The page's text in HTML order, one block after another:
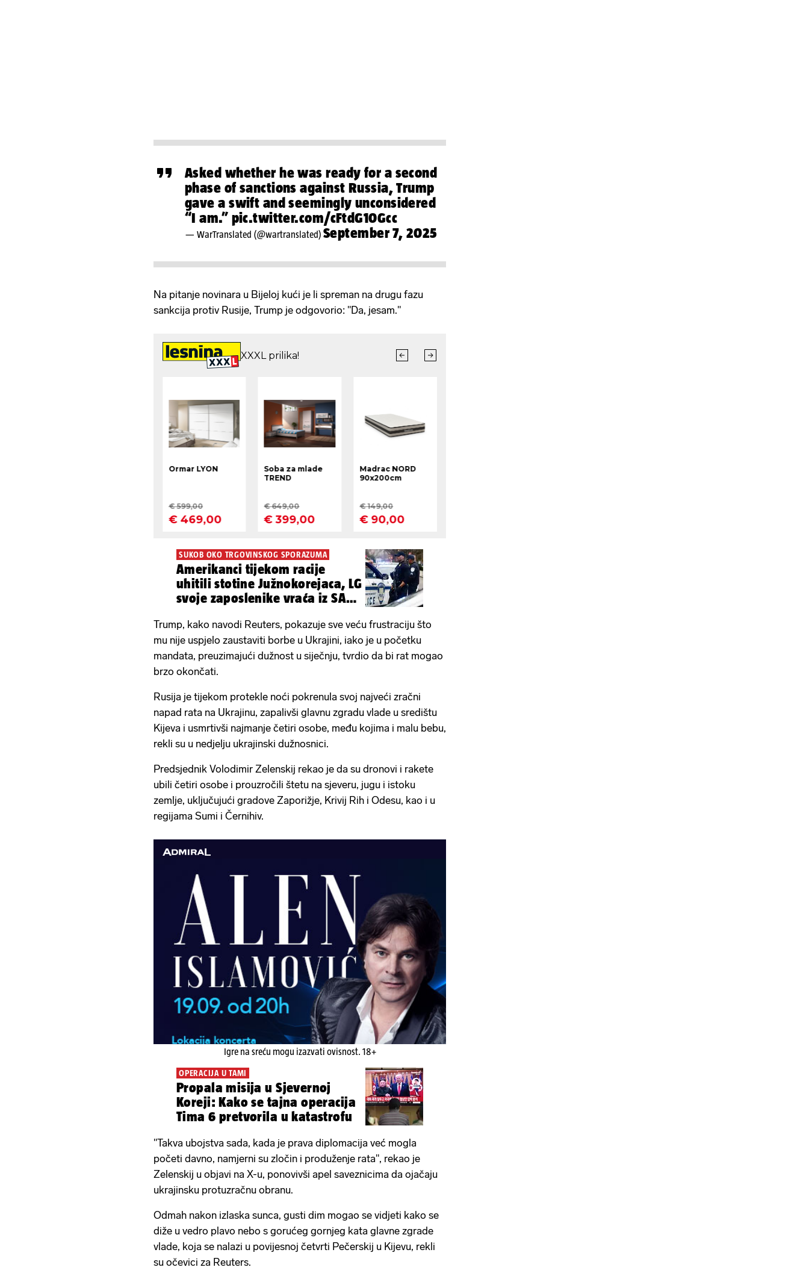
Asked whether he was ready for a second
phase of sanctions against Russia, Trump
gave a swift and seemingly unconsidered
“I am.” pic.twitter.com/cFtdG10Gcc
— WarTranslated (@wartranslated) September 7, 2025
Na pitanje novinara u Bijeloj kući je li spreman na drugu fazu
sankcija protiv Rusije, Trump je odgovorio: "Da, jesam."
SUKOB OKO TRGOVINSKOG SPORAZUMA
Amerikanci tijekom racije
uhitili stotine Južnokorejaca, LG
svoje zaposlenike vraća iz SAD-
Trump, kako navodi Reuters, pokazuje sve veću frustraciju što
mu nije uspjelo zaustaviti borbe u Ukrajini, iako je u početku
mandata, preuzimajući dužnost u siječnju, tvrdio da bi rat mogao
brzo okončati.
Rusija je tijekom protekle noći pokrenula svoj najveći zračni
napad rata na Ukrajinu, zapalivši glavnu zgradu vlade u središtu
Kijeva i usmrtivši najmanje četiri osobe, među kojima i malu bebu,
rekli su u nedjelju ukrajinski dužnosnici.
Predsjednik Volodimir Zelenskij rekao je da su dronovi i rakete
ubili četiri osobe i prouzročili štetu na sjeveru, jugu i istoku
zemlje, uključujući gradove Zaporižje, Krivij Rih i Odesu, kao i u
regijama Sumi i Černihiv.
Igre na sreću mogu izazvati ovisnost. 18+
OPERACIJA U TAMI
Propala misija u Sjevernoj
Koreji: Kako se tajna operacija
Tima 6 pretvorila u katastrofu
"Takva ubojstva sada, kada je prava diplomacija već mogla
početi davno, namjerni su zločin i produženje rata", rekao je
Zelenskij u objavi na X-u, ponovivši apel saveznicima da ojačaju
ukrajinsku protuzračnu obranu.
Odmah nakon izlaska sunca, gusti dim mogao se vidjeti kako se
diže u vedro plavo nebo s gorućeg gornjeg kata glavne zgrade
vlade, koja se nalazi u povijesnoj četvrti Pečerskij u Kijevu, rekli
su očevici za Reuters.